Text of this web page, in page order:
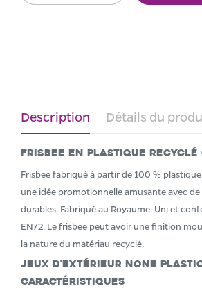
Description Détails du
Frisbee en plastique recyclé
Frisbee fabriqué à partir de 100 %
une idée promotionnelle amusante avec
durables. Fabriqué au Royaume-Uni et
EN72. Le frisbee peut avoir une finition
la nature du matériau recyclé.
Jeux d'extérieur None
Caractéristiques